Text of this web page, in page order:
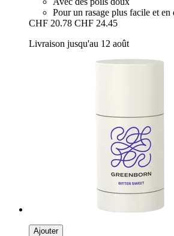
Pour un rasage plus facile et en
CHF 20.78 CHF 24.45
Livraison jusqu'au 12 août
Ajouter